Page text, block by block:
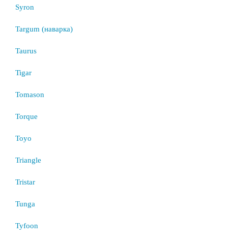
Syron
Targum (наварка)
Taurus
Tigar
Tomason
Torque
Toyo
Triangle
Tristar
Tunga
Tyfoon